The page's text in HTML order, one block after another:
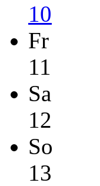
10
Fr
11
Sa
12
So
13